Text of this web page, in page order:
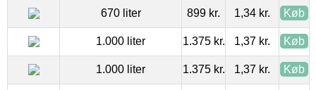
670 liter 899 kr. 1,34 kr. Køb
1.000 liter 1.375 kr. 1,37 kr. Køb
1.000 liter 1.375 kr. 1,37 kr. Køb